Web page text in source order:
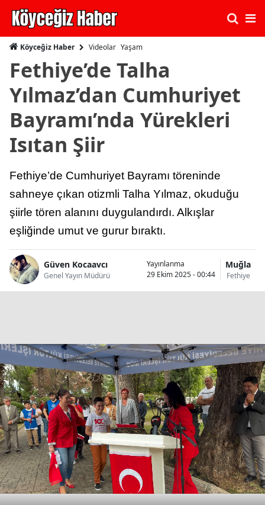
Köyceğiz Haber Videolar Yaşam
Fethiye’de Talha
Yılmaz’dan Cumhuriyet
Bayramı’nda Yürekleri
Isıtan Şiir
Fethiye’de Cumhuriyet Bayramı töreninde
sahneye çıkan otizmli Talha Yılmaz, okuduğu
şiirle tören alanını duygulandırdı. Alkışlar
eşliğinde umut ve gurur bıraktı.
Güven Kocaavcı
Genel Yayın Müdürü
Yayınlanma
29 Ekim 2025 - 00:44
Muğla
Fethiye